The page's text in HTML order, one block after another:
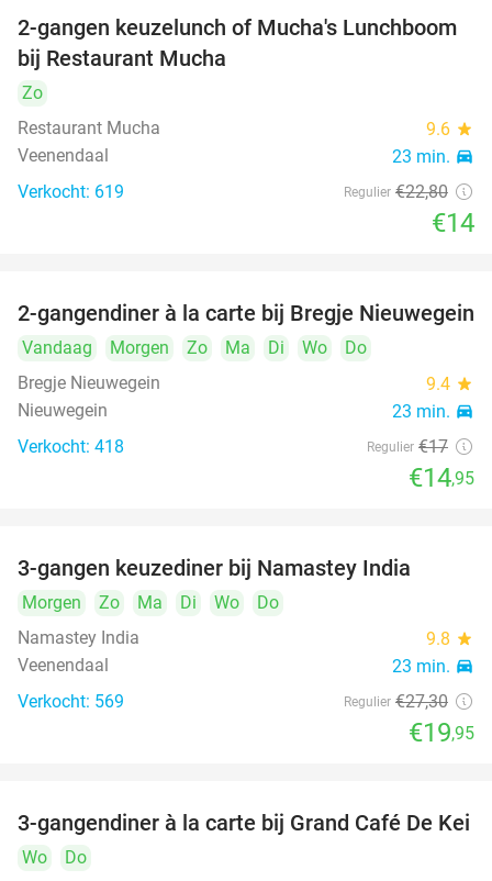
39%
2-gangen keuzelunch of Mucha's Lunchboom
bij Restaurant Mucha
Zo
Restaurant Mucha
9.6 star
Veenendaal 23 min. directions_car
Verkocht: 619 Regulier €22,80
€14
12%
2-gangendiner à la carte bij Bregje Nieuwegein
Vandaag Morgen Zo Ma Di Wo
Do
Bregje Nieuwegein
9.4 star
Nieuwegein 23 min. directions_car
Verkocht: 418 Regulier €17
€14,95
3-gangen keuzediner bij Namastey India
Morgen Zo Ma Di Wo
Do
Namastey India
9.8 star
Veenendaal 23 min. directions_car
Verkocht: 569 Regulier €27,30
€19,95
21%
3-gangendiner à la carte bij Grand Café De Kei
Wo
Do